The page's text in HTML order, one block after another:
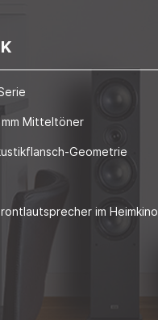
Mitteltöner
Geometrie
im Heimkino